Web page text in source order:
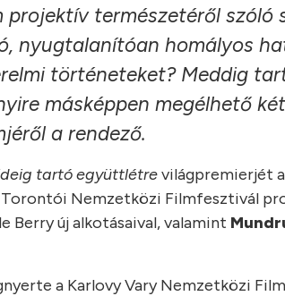
projektív természetéről szóló
nyugtalanítóan homályos
történeteket? Meddig
másképpen megélhető
a rendező.
tartó együttlétrevilágpremierjét
Nemzetközi Filmfesztivál
Berry új alkotásaival, valamint
a Karlovy Vary Nemzetközi